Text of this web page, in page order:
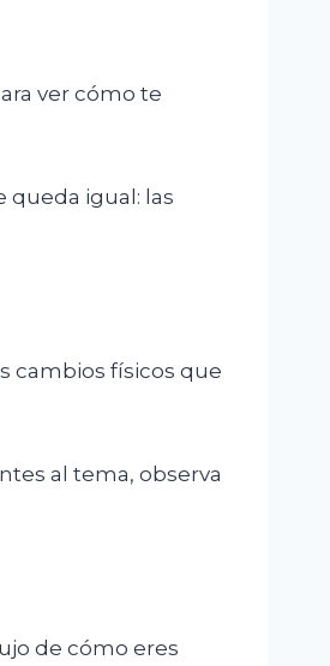
ver cómo te
queda igual: las
cambios físicos que
al tema, observa
de cómo eres